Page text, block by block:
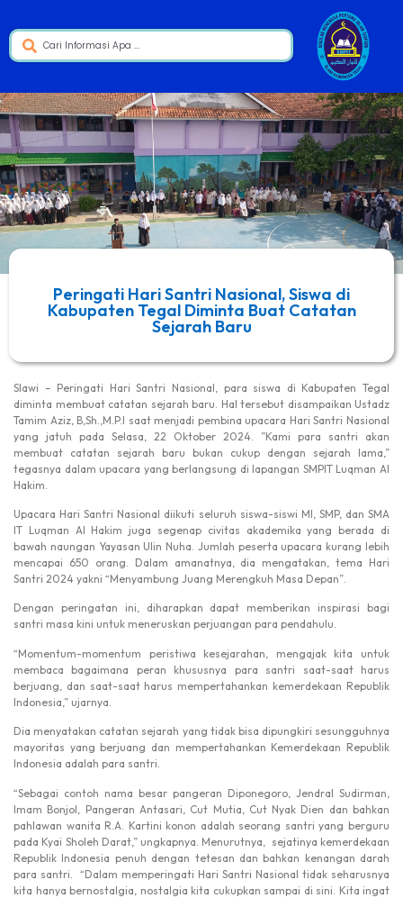
Peringati Hari Santri Nasional, Siswa di
Kabupaten Tegal Diminta Buat Catatan
Sejarah Baru
Slawi – Peringati Hari Santri Nasional, para siswa di Kabupaten Tegal
diminta membuat catatan sejarah baru. Hal tersebut disampaikan Ustadz
Tamim Aziz, B,Sh.,M.P.I saat menjadi pembina upacara Hari Santri Nasional
yang jatuh pada Selasa, 22 Oktober 2024. ”Kami para santri akan
membuat catatan sejarah baru bukan cukup dengan sejarah lama,”
tegasnya dalam upacara yang berlangsung di lapangan SMPIT Luqman Al
Hakim.
Upacara Hari Santri Nasional diikuti seluruh siswa-siswi MI, SMP, dan SMA
IT Luqman Al Hakim juga segenap civitas akademika yang berada di
bawah naungan Yayasan Ulin Nuha. Jumlah peserta upacara kurang lebih
mencapai 650 orang. Dalam amanatnya, dia mengatakan, tema Hari
Santri 2024 yakni “Menyambung Juang Merengkuh Masa Depan”.
Dengan peringatan ini, diharapkan dapat memberikan inspirasi bagi
santri masa kini untuk meneruskan perjuangan para pendahulu.
“Momentum-momentum peristiwa kesejarahan, mengajak kita untuk
membaca bagaimana peran khususnya para santri saat-saat harus
berjuang, dan saat-saat harus mempertahankan kemerdekaan Republik
Indonesia,” ujarnya.
Dia menyatakan catatan sejarah yang tidak bisa dipungkiri sesungguhnya
mayoritas yang berjuang dan mempertahankan Kemerdekaan Republik
Indonesia adalah para santri.
“Sebagai contoh nama besar pangeran Diponegoro, Jendral Sudirman,
Imam Bonjol, Pangeran Antasari, Cut Mutia, Cut Nyak Dien dan bahkan
pahlawan wanita R.A. Kartini konon adalah seorang santri yang berguru
pada Kyai Sholeh Darat,” ungkapnya. Menurutnya, sejatinya kemerdekaan
Republik Indonesia penuh dengan tetesan dan bahkan kenangan darah
para santri. “Dalam memperingati Hari Santri Nasional tidak seharusnya
kita hanya bernostalgia, nostalgia kita cukupkan sampai di sini. Kita ingat